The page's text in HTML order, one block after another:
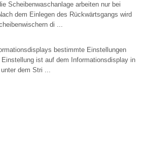
Scheibenwaschanlage arbeiten nur bei
dem Einlegen des Rückwärtsgangs wird
di ...
bestimmte Einstellungen
ist auf dem Informationsdisplay in
dem Stri ...